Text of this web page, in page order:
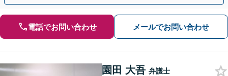
電話でお問い合わせ メールでお問い合わせ
園田 大吾 弁護士